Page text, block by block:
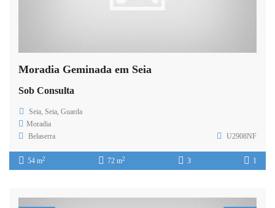
Moradia Geminada em Seia
Sob Consulta
Seia, Seia, Guarda
Moradia
Belaserra
U2908NF
54 m2 72 m2 3 1